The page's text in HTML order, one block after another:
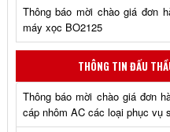
Thông báo mời chào giá đơn
máy xọc BO2125
THÔNG TIN ĐẤU
Thông báo mời chào giá đơn
cáp nhôm AC các loại phục vụ